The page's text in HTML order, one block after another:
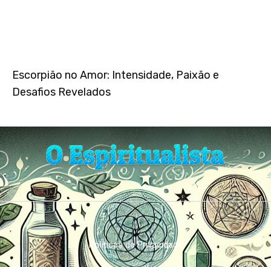
Escorpião no Amor: Intensidade, Paixão e
Desafios Revelados
Políticas de Privacidade